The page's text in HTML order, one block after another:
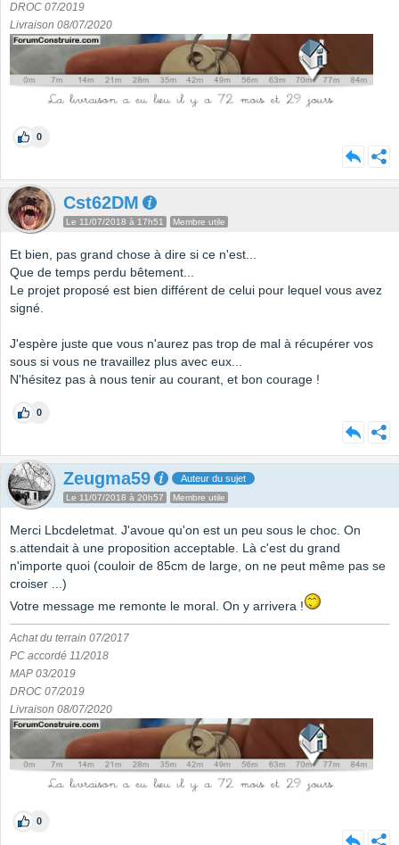
DROC 07/2019
Livraison 08/07/2020
0
Cst62DM
Le 11/07/2018 à 17h51 Membre utile
Et bien, pas grand chose à dire si ce n'est...
Que de temps perdu bêtement...
Le projet proposé est bien différent de celui pour lequel vous avez
signé.
J'espère juste que vous n'aurez pas trop de mal à récupérer vos
sous si vous ne travaillez plus avec eux...
N'hésitez pas à nous tenir au courant, et bon courage !
0
Zeugma59 Auteur du sujet
Le 11/07/2018 à 20h57 Membre utile
Merci Lbcdeletmat. J'avoue qu'on est un peu sous le choc. On
s.attendait à une proposition acceptable. Là c'est du grand
n'importe quoi (couloir de 85cm de large, on ne peut même pas se
croiser ...)
Votre message me remonte le moral. On y arrivera !
Achat du terrain 07/2017
PC accordé 11/2018
MAP 03/2019
DROC 07/2019
Livraison 08/07/2020
0